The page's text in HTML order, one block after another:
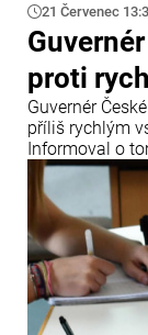
21 Červenec
proti
Guvernér
příliš rychlým
Informoval o